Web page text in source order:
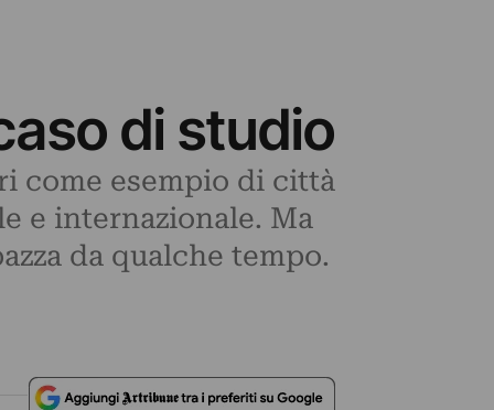
di studio
come esempio di città
e internazionale. Ma
da qualche tempo.